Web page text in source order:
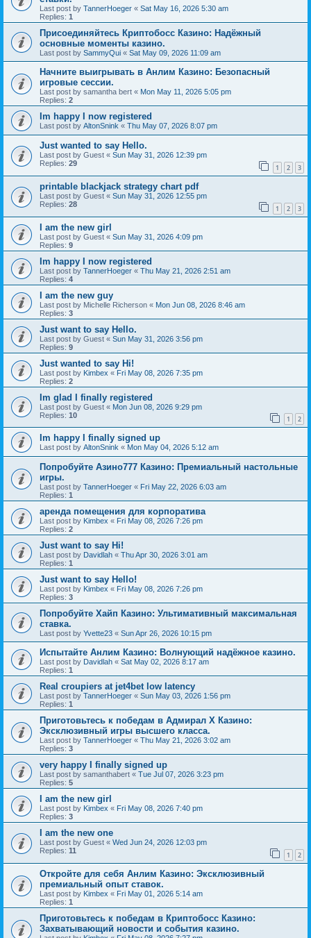
Last post by TannerHoeger « Sat May 16, 2026 5:30 am
Replies: 1
Присоединяйтесь Криптобосс Казино: Надёжный
основные моменты казино.
Last post by SammyQui « Sat May 09, 2026 11:09 am
Начните выигрывать в Анлим Казино: Безопасный
игровые сессии.
Last post by samantha bert « Mon May 11, 2026 5:05 pm
Replies: 2
Im happy I now registered
Last post by AltonSnink « Thu May 07, 2026 8:07 pm
Just wanted to say Hello.
Last post by Guest « Sun May 31, 2026 12:39 pm
Replies: 29 1 2 3
printable blackjack strategy chart pdf
Last post by Guest « Sun May 31, 2026 12:55 pm
Replies: 28 1 2 3
I am the new girl
Last post by Guest « Sun May 31, 2026 4:09 pm
Replies: 9
Im happy I now registered
Last post by TannerHoeger « Thu May 21, 2026 2:51 am
Replies: 4
I am the new guy
Last post by Michelle Richerson « Mon Jun 08, 2026 8:46 am
Replies: 3
Just want to say Hello.
Last post by Guest « Sun May 31, 2026 3:56 pm
Replies: 9
Just wanted to say Hi!
Last post by Kimbex « Fri May 08, 2026 7:35 pm
Replies: 2
Im glad I finally registered
Last post by Guest « Mon Jun 08, 2026 9:29 pm
Replies: 10 1 2
Im happy I finally signed up
Last post by AltonSnink « Mon May 04, 2026 5:12 am
Попробуйте Азино777 Казино: Премиальный настольные
игры.
Last post by TannerHoeger « Fri May 22, 2026 6:03 am
Replies: 1
аренда помещения для корпоратива
Last post by Kimbex « Fri May 08, 2026 7:26 pm
Replies: 2
Just want to say Hi!
Last post by Davidlah « Thu Apr 30, 2026 3:01 am
Replies: 1
Just want to say Hello!
Last post by Kimbex « Fri May 08, 2026 7:26 pm
Replies: 3
Попробуйте Хайп Казино: Ультимативный максимальная
ставка.
Last post by Yvette23 « Sun Apr 26, 2026 10:15 pm
Испытайте Анлим Казино: Волнующий надёжное казино.
Last post by Davidlah « Sat May 02, 2026 8:17 am
Replies: 1
Real croupiers at jet4bet low latency
Last post by TannerHoeger « Sun May 03, 2026 1:56 pm
Replies: 1
Приготовьтесь к победам в Адмирал Х Казино:
Эксклюзивный игры высшего класса.
Last post by TannerHoeger « Thu May 21, 2026 3:02 am
Replies: 3
very happy I finally signed up
Last post by samanthabert « Tue Jul 07, 2026 3:23 pm
Replies: 5
I am the new girl
Last post by Kimbex « Fri May 08, 2026 7:40 pm
Replies: 3
I am the new one
Last post by Guest « Wed Jun 24, 2026 12:03 pm
Replies: 11 1 2
Откройте для себя Анлим Казино: Эксклюзивный
премиальный опыт ставок.
Last post by Kimbex « Fri May 01, 2026 5:14 am
Replies: 1
Приготовьтесь к победам в Криптобосс Казино:
Захватывающий новости и события казино.